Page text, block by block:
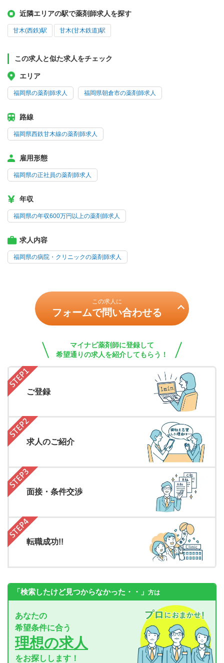
近隣エリアの駅で薬剤師求人を探す
甘木(西鉄)駅 甘木(甘木鉄道)駅
この求人と似た求人をチェック
エリア
福岡県の薬剤師求人 福岡県朝倉市の薬剤師求人
路線
福岡県西鉄甘木線の薬剤師求人
雇用形態
福岡県の正社員の薬剤師求人
年収
福岡県の年収600万円以上の薬剤師求人
求人内容
福岡県の病院・クリニックの薬剤師求人
この求人に
フォームで問い合わせる
マイナビ薬剤師に登録して
希望通りの求人を紹介してもらう！
ご登録
求人のご紹介
面接・条件交渉
転職成功!!
「検索したけど見つからなかった・・」 方は
あなたの
希望条件に合う
理想の求人
をお探しします！